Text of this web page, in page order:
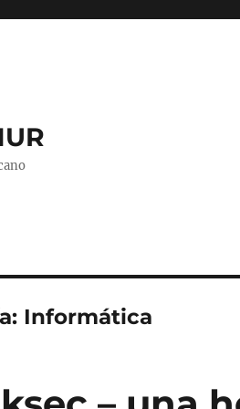
Informática